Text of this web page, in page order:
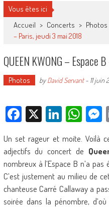
Vous êtes ici
Accueil > Concerts > Photos
– Paris, jeudi 3 mai 2018
QUEEN KWONG – Espace
Photos byDavid Servant- 11 juin
Facebook
X
Un set rageur et moite. Voilà
adjectifs du concert de
nombreux à l’Espace B n’a
C’est justement au milieu de
chanteuse Carré Callaway a
soirée dans la pénombre,